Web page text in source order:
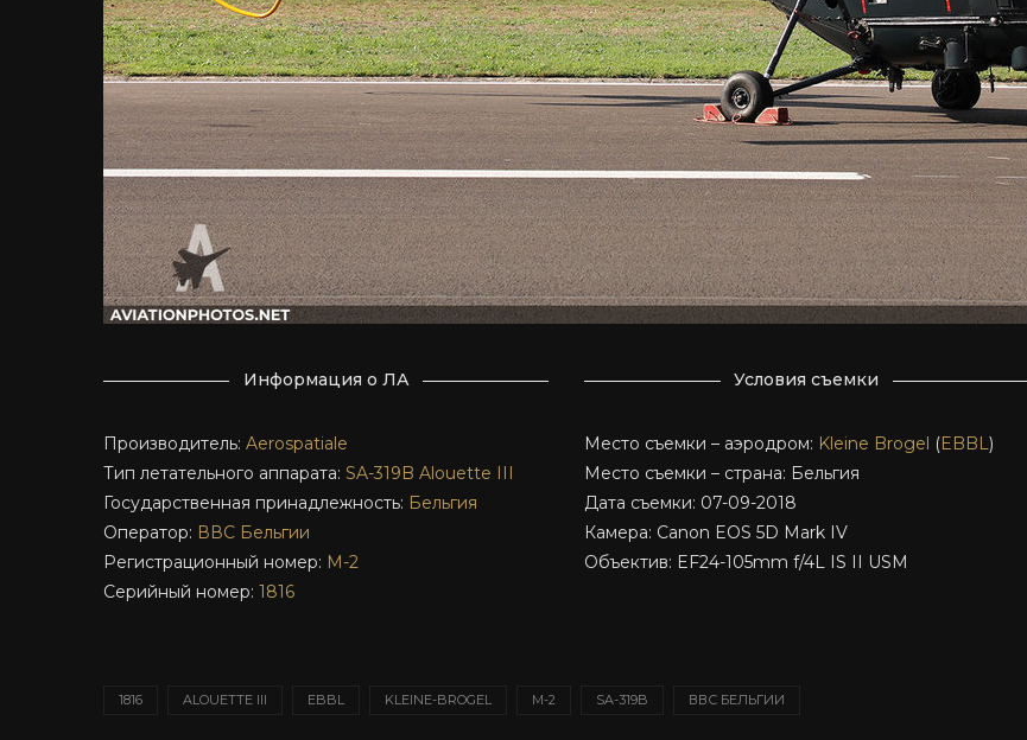
Информация о ЛА
Производитель: Aerospatiale
Тип летательного аппарата: SA-319B Alouette III
Государственная принадлежность: Бельгия
Оператор: ВВС Бельгии
Регистрационный номер: M-2
Серийный номер: 1816
Условия съемки
Место съемки – аэродром: Kleine Brogel (EBBL)
Место съемки – страна: Бельгия
Дата съемки: 07-09-2018
Камера: Canon EOS 5D Mark IV
Объектив: EF24-105mm f/4L IS II USM
1816 ALOUETTE III EBBL KLEINE-BROGEL M-2 SA-319B ВВС БЕЛЬГИИ